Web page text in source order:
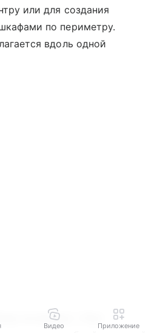
или для создания
по периметру.
вдоль одной
интерьера: «При
Видео Приложение